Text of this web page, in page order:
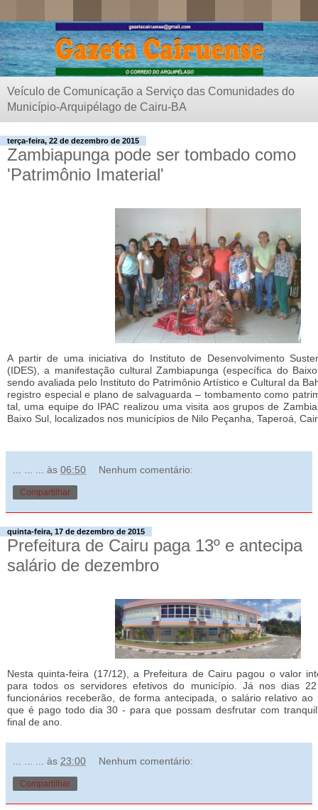
Veículo de Comunicação a Serviço das Comunidades do
Município-Arquipélago de Cairu-BA
terça-feira, 22 de dezembro de 2015
Zambiapunga pode ser tombado como
'Patrimônio Imaterial'
A partir de uma iniciativa do Instituto de Desenvolvimento
(IDES), a manifestação cultural Zambiapunga (específica do
sendo avaliada pelo Instituto do Patrimônio Artístico e Cultural da
registro especial e plano de salvaguarda – tombamento como
tal, uma equipe do IPAC realizou uma visita aos grupos de
Baixo Sul, localizados nos municípios de Nilo Peçanha, Taperoá,
às 06:50 Nenhum comentário:
Compartilhar
quinta-feira, 17 de dezembro de 2015
Prefeitura de Cairu paga 13º e antecipa
salário de dezembro
Nesta quinta-feira (17/12), a Prefeitura de Cairu pagou o valor
para todos os servidores efetivos do município. Já nos dias
funcionários receberão, de forma antecipada, o salário relativo
que é pago todo dia 30 - para que possam desfrutar com
final de ano.
às 23:00 Nenhum comentário:
Compartilhar